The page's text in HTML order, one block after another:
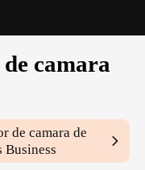
camara
de camara de